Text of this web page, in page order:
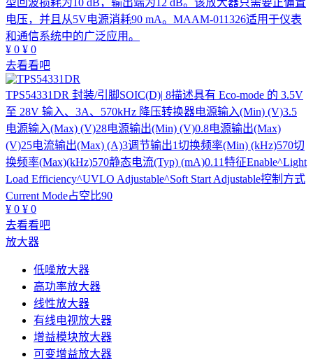
型回波损耗为10 dB，输出端为12 dB。该放大器只需要正偏置
电压，并且从5V电源消耗90 mA。MAAM-011326适用于仪表
和通信系统中的广泛应用。
¥ 0 ¥ 0
去看看吧
TPS54331DR 封装/引脚SOIC(D)| 8描述具有 Eco-mode 的 3.5V
至 28V 输入、3A、570kHz 降压转换器电源输入(Min) (V)3.5
电源输入(Max) (V)28电源输出(Min) (V)0.8电源输出(Max)
(V)25电流输出(Max) (A)3调节输出1切换频率(Min) (kHz)570切
换频率(Max)(kHz)570静态电流(Typ) (mA)0.11特征Enable^Light
Load Efficiency^UVLO Adjustable^Soft Start Adjustable控制方式
Current Mode占空比90
¥ 0 ¥ 0
去看看吧
放大器
低噪放大器
高功率放大器
线性放大器
有线电视放大器
增益模块放大器
可变增益放大器